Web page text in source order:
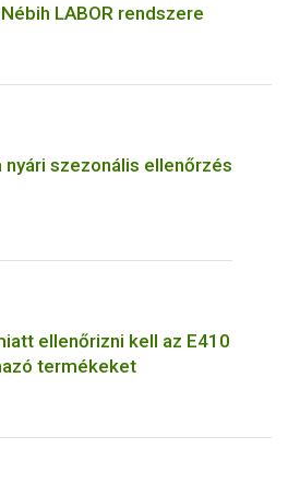
LABOR rendszere
szezonális ellenőrzés
ellenőrizni kell az E410
termékeket